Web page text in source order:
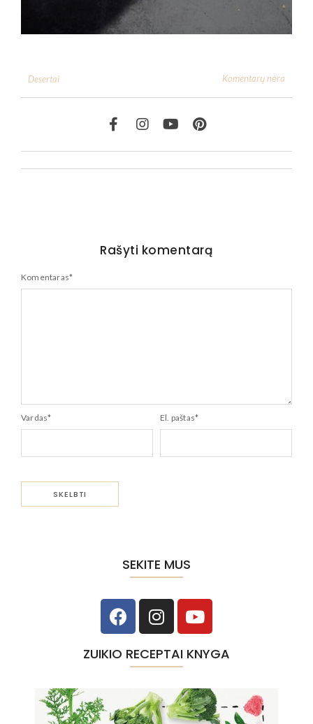
Desertai Komentarų nėra
Rašyti komentarą
Komentaras*
Vardas* El. paštas*
SEKITE MUS
ZUIKIO RECEPTAI KNYGA